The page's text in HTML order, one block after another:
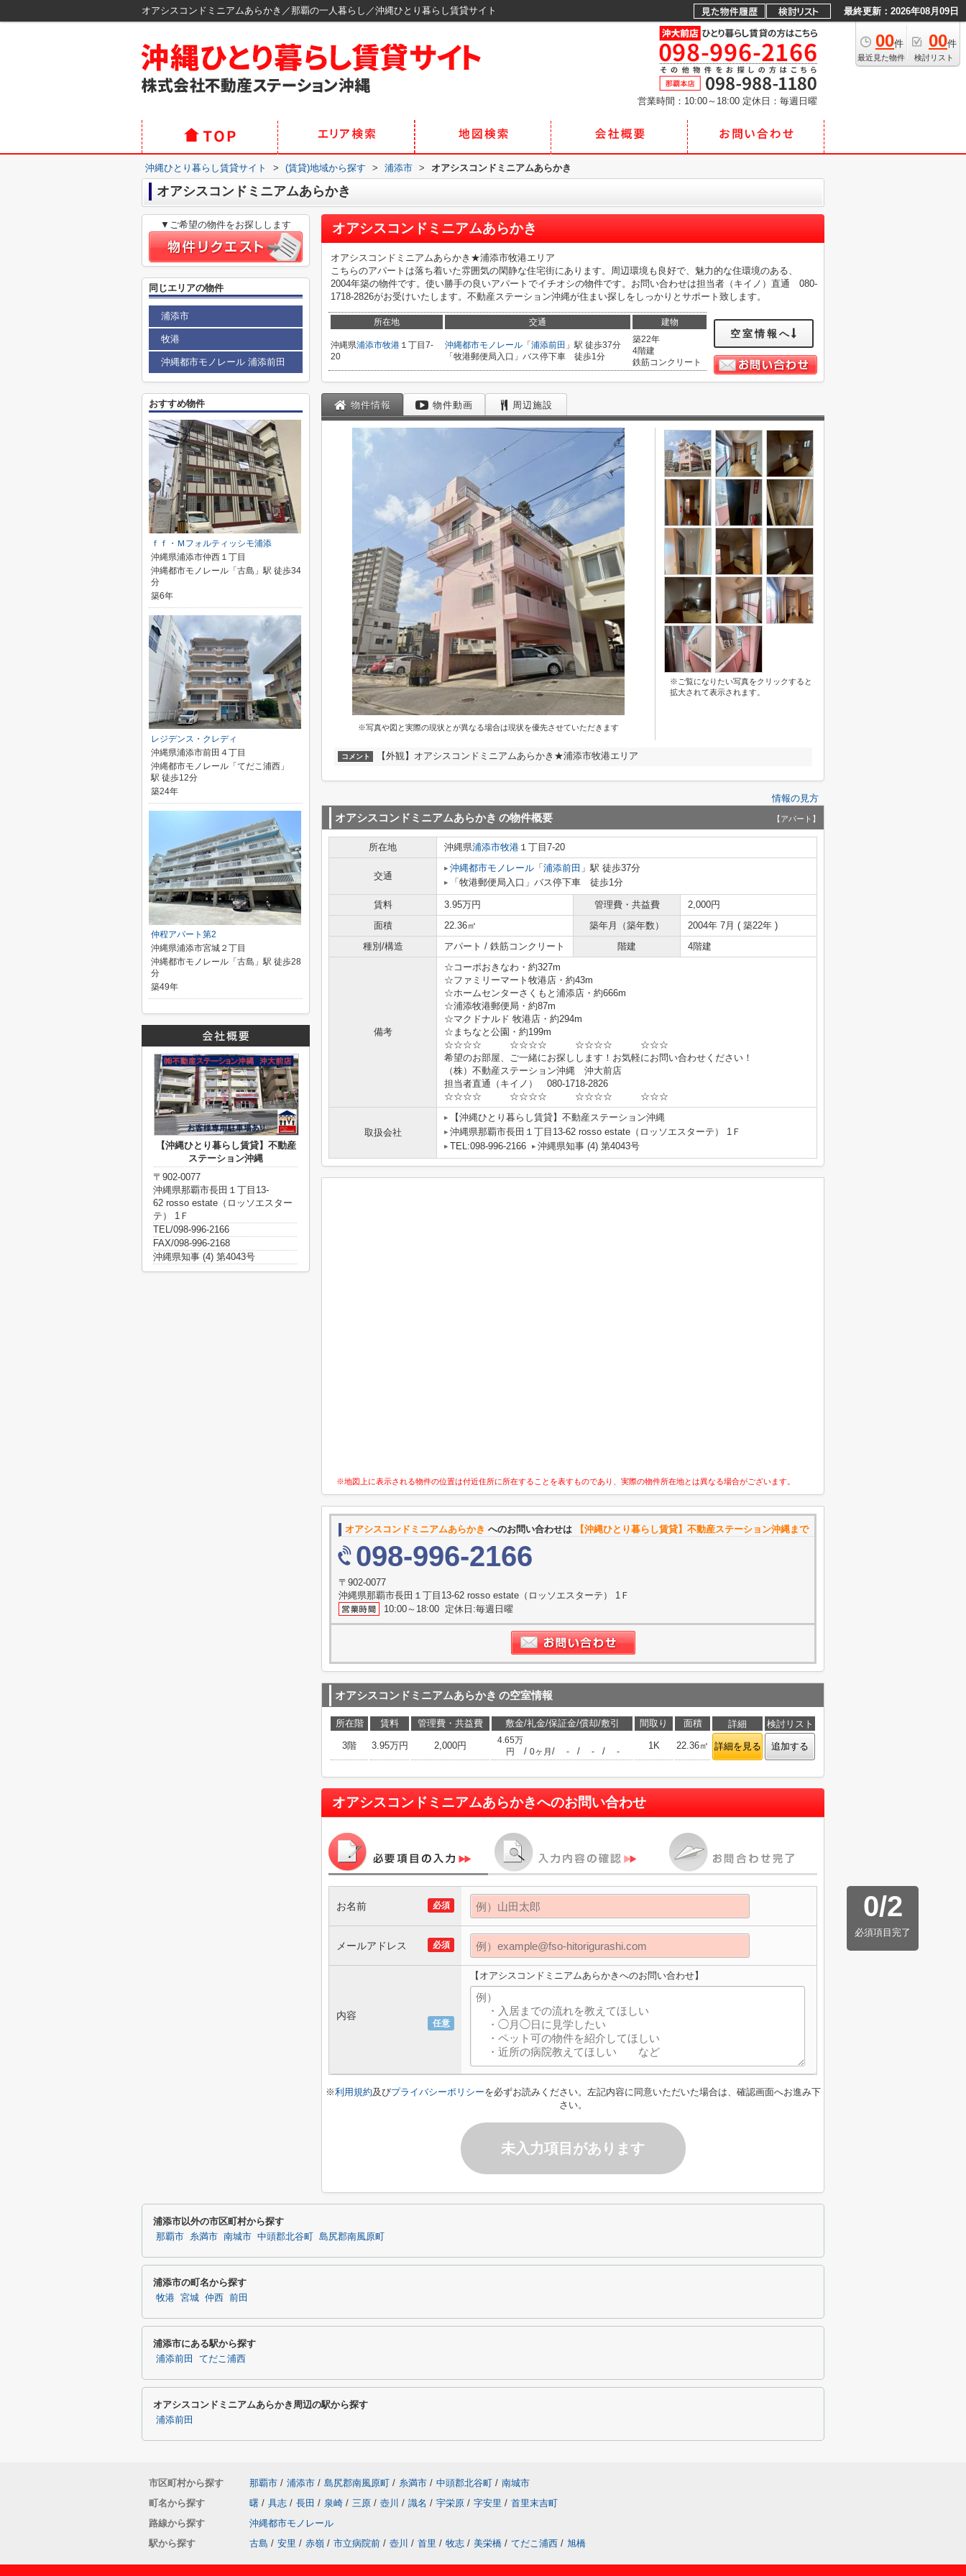
オアシスコンドミニアムあらかき／那覇の一人暮らし／沖縄ひとり暮らし賃貸サイト 最終更新：2026年08月09日
00件
最近見た物件
00件
検討リスト
営業時間：10:00～18:00 定休日：毎週日曜
沖縄ひとり暮らし賃貸サイト > (賃貸)地域から探す > 浦添市 > オアシスコンドミニアムあらかき
オアシスコンドミニアムあらかき
オアシスコンドミニアムあらかき
オアシスコンドミニアムあらかき★浦添市牧港エリア
こちらのアパートは落ち着いた雰囲気の閑静な住宅街にあります。周辺環境も良好で、魅力的な住環境のある、
2004年築の物件です。使い勝手の良いアパートでイチオシの物件です。お問い合わせは担当者（キイノ）直通 080-
1718-2826がお受けいたします。不動産ステーション沖縄が住まい探しをしっかりとサポート致します。
所在地 交通 建物
沖縄県浦添市牧港 １丁目7-
20
沖縄都市モノレール 「 浦添前田 」駅 徒歩37分
「牧港郵便局入口」バス停下車 徒歩1分
築22年
4階建
鉄筋コンクリート
空室情報へ
物件情報 物件動画 周辺施設
※写真や図と実際の現状とが異なる場合は現状を優先させていただきます
※ご覧になりたい写真をクリックすると
拡大されて表示されます。
コメント 【外観】オアシスコンドミニアムあらかき★浦添市牧港エリア
情報の見方
オアシスコンドミニアムあらかき の物件概要 【アパート】
所在地 沖縄県浦添市牧港 １丁目7-20
交通
沖縄都市モノレール 「 浦添前田 」駅 徒歩37分
「牧港郵便局入口」バス停下車 徒歩1分
賃料 3.95万円 管理費・共益費
2,000円
面積
22.36㎡ 築年月（築年数）
2004年 7月 ( 築22年 )
種別/構造
アパート / 鉄筋コンクリート 階建 4階建
備考
☆コーポおきなわ・約327m
☆ファミリーマート牧港店・約43m
☆ホームセンターさくもと浦添店・約666m
☆浦添牧港郵便局・約87m
☆マクドナルド 牧港店・約294m
☆まちなと公園・約199m
☆☆☆☆ ☆☆☆☆ ☆☆☆☆ ☆☆☆
希望のお部屋、ご一緒にお探しします！お気軽にお問い合わせください！
（株）不動産ステーション沖縄 沖大前店
担当者直通（キイノ） 080-1718-2826
☆☆☆☆ ☆☆☆☆ ☆☆☆☆ ☆☆☆
取扱会社
【沖縄ひとり暮らし賃貸】不動産ステーション沖縄
沖縄県那覇市長田１丁目13-62 rosso estate（ロッソエスターテ） 1Ｆ
TEL:098-996-2166
沖縄県知事 (4) 第4043号
※地図上に表示される物件の位置は付近住所に所在することを表すものであり、実際の物件所在地とは異なる場合がございます。
オアシスコンドミニアムあらかき へのお問い合わせは 【沖縄ひとり暮らし賃貸】不動産ステーション沖縄まで
098-996-2166
〒902-0077
沖縄県那覇市長田１丁目13-62 rosso estate（ロッソエスターテ） 1Ｆ
10:00～18:00 定休日:毎週日曜
オアシスコンドミニアムあらかき の空室情報
所在階 賃料 管理費・共益費 敷金/礼金/保証金/償却/敷引 間取り 面積 詳細
検討リスト
3階
3.95万円 2,000円
4.65万
円
/ 0ヶ月 / - / - / -
1K 22.36㎡ 詳細を見る 追加する
オアシスコンドミニアムあらかきへのお問い合わせ
0/2
必須項目完了
必須
お名前
必須
メールアドレス
任意
内容
【オアシスコンドミニアムあらかきへのお問い合わせ】
※利用規約及びプライバシーポリシーを必ずお読みください。左記内容に同意いただいた場合は、確認画面へお進み下
さい。
未入力項目があります
▼ご希望の物件をお探しします
同じエリアの物件
浦添市
牧港
沖縄都市モノレール 浦添前田
おすすめ物件
ｆｆ・Ｍフォルティッシモ浦添
沖縄県浦添市仲西１丁目
沖縄都市モノレール「古島」駅 徒歩34
分
築6年
レジデンス・クレディ
沖縄県浦添市前田４丁目
沖縄都市モノレール「てだこ浦西」
駅 徒歩12分
築24年
仲程アパート第2
沖縄県浦添市宮城２丁目
沖縄都市モノレール「古島」駅 徒歩28
分
築49年
【沖縄ひとり暮らし賃貸】不動産
ステーション沖縄
〒902-0077
沖縄県那覇市長田１丁目13-
62 rosso estate（ロッソエスター
テ） 1Ｆ
TEL/098-996-2166
FAX/098-996-2168
沖縄県知事 (4) 第4043号
浦添市以外の市区町村から探す
那覇市 糸満市 南城市 中頭郡北谷町 島尻郡南風原町
浦添市の町名から探す
牧港 宮城 仲西 前田
浦添市にある駅から探す
浦添前田 てだこ浦西
オアシスコンドミニアムあらかき周辺の駅から探す
浦添前田
市区町村から探す 那覇市 / 浦添市 / 島尻郡南風原町 / 糸満市 / 中頭郡北谷町 / 南城市
町名から探す
曙 / 具志 / 長田 / 泉崎 / 三原 / 壺川 / 識名 / 宇栄原 / 字安里 / 首里末吉町
路線から探す
沖縄都市モノレール
駅から探す
古島 / 安里 / 赤嶺 / 市立病院前 / 壺川 / 首里 / 牧志 / 美栄橋 / てだこ浦西 / 旭橋